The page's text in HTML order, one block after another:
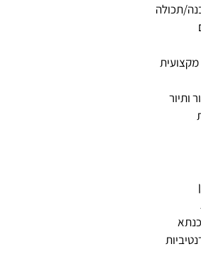
תכולה
ותיור